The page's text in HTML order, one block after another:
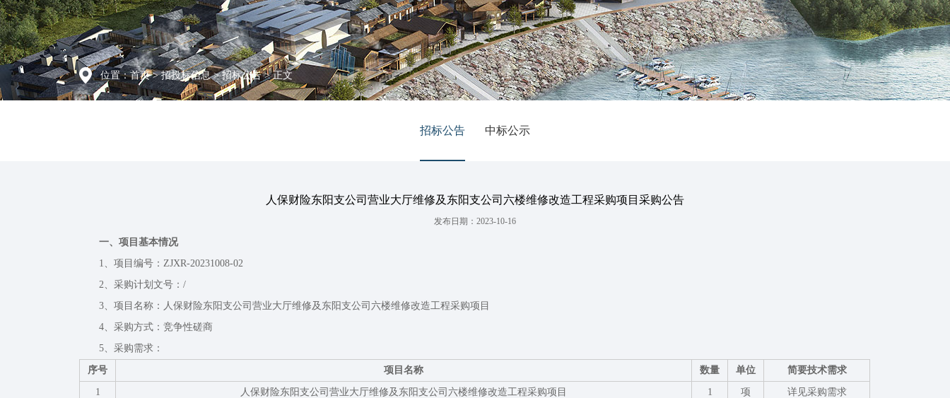
位置：首页>招投标信息>招标公告> 正文
招标公告 中标公示
人保财险东阳支公司营业大厅维修及东阳支公司六楼维修改造工程采购项目采购公告
发布日期：2023-10-16
一、项目基本情况
1、项目编号：ZJXR-20231008-02
2、采购计划文号：/
3、项目名称：人保财险东阳支公司营业大厅维修及东阳支公司六楼维修改造工程采购项目
4、采购方式：竞争性磋商
5、采购需求：
序号 项目名称 数量 单位 简要技术需求
1 人保财险东阳支公司营业大厅维修及东阳支公司六楼维修改造工程采购项目 1 项 详见采购需求